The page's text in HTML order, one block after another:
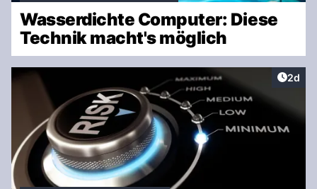
Wasserdichte Computer: Diese
Technik macht's möglich
2d